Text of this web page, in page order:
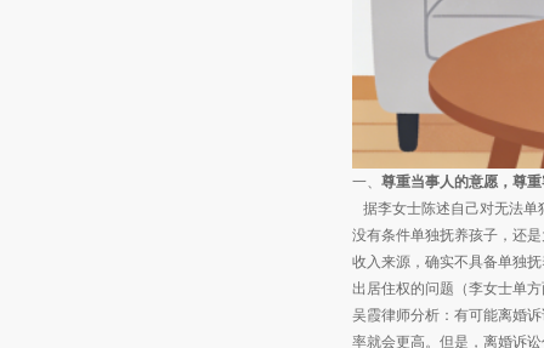
一、 尊重当事人的意愿，尊
据李女士陈述自己对无法单
没有条件单独抚养孩子，还
收入来源，确实不具备单独
出居住权的问题（李女士单
吴霞律师分析：有可能离婚
率就会更高。但是，离婚诉